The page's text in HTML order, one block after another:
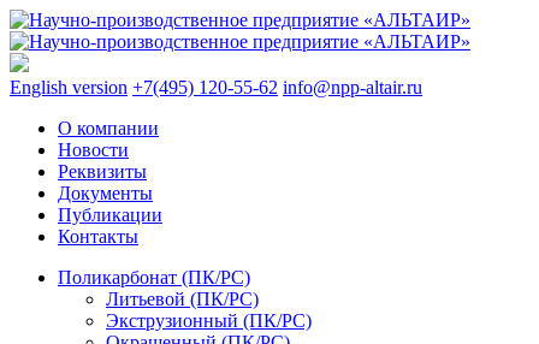
English version +7(495) 120-55-62 info@npp-altair.ru
О компании
Новости
Реквизиты
Документы
Публикации
Контакты
Поликарбонат (ПК/PC)
Литьевой (ПК/PC)
Экструзионный (ПК/PC)